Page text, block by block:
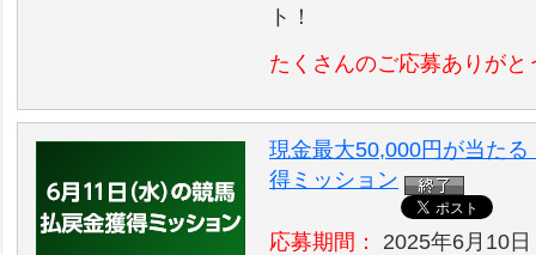
ト！
たくさんのご応募ありがと
現金最大50,000円が当た
得ミッション
応募期間：
2025年6月10